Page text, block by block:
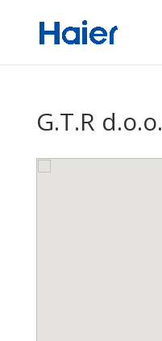
G.T.R d.o.o.